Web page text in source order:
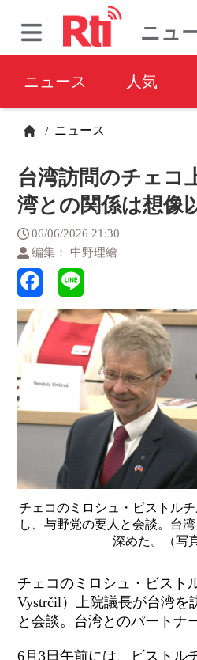
ニュ
ニュース 人気
/ ニュース
台湾訪問のチェコ
湾との関係は想像
06/06/2026 21:30
編集： 中野理繪
チェコのミロシュ・ビストル
し、与野党の要人と会談。台
深めた。（写
チェコのミロシュ・ビスト
Vystrčil）上院議長が台湾を
と会談。台湾とのパートナ
6月3日午前には、ビストル